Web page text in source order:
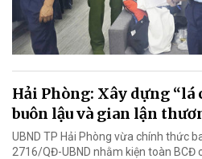
Hải Phòng: Xây dựng “lá
buôn lậu và gian lận
UBND TP Hải Phòng vừa chính thức
2716/QĐ-UBND nhằm kiện toàn BCĐ